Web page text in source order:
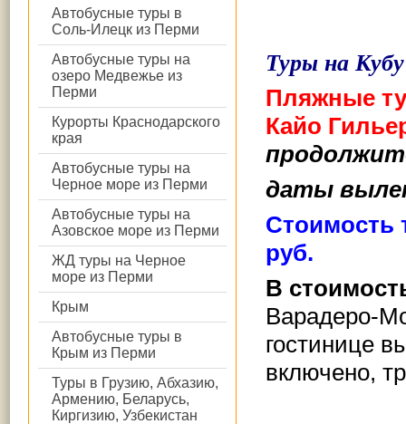
Автобусные туры в
Соль-Илецк из Перми
Автобусные туры на
озеро Медвежье из
Перми
Курорты Краснодарского
края
Автобусные туры на
Черное море из Перми
Автобусные туры на
Азовское море из Перми
ЖД туры на Черное
море из Перми
Крым
Автобусные туры в
Крым из Перми
Туры в Грузию, Абхазию,
Армению, Беларусь,
Киргизию, Узбекистан
Туры на
Пляжные
Кайо
даты
Стоимость
руб.
В
Варадеро-
гостинице
включено,